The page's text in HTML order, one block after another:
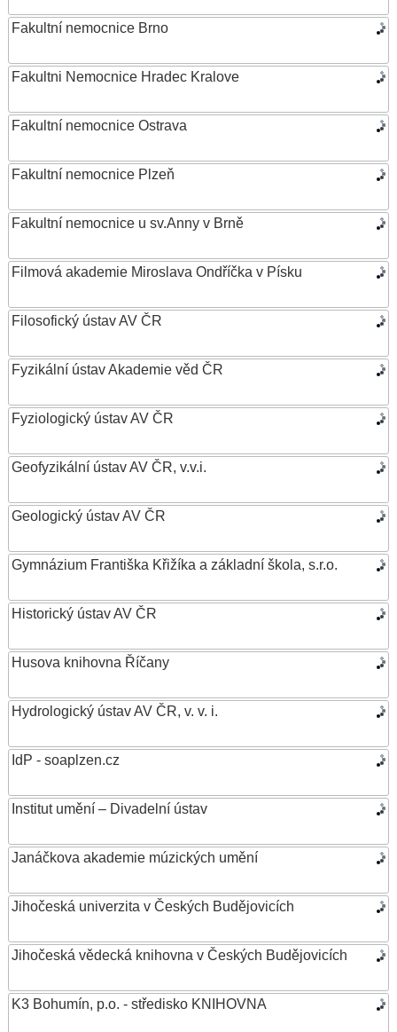
Fakultní nemocnice Brno
Fakultni Nemocnice Hradec Kralove
Fakultní nemocnice Ostrava
Fakultní nemocnice Plzeň
Fakultní nemocnice u sv.Anny v Brně
Filmová akademie Miroslava Ondříčka v Písku
Filosofický ústav AV ČR
Fyzikální ústav Akademie věd ČR
Fyziologický ústav AV ČR
Geofyzikální ústav AV ČR, v.v.i.
Geologický ústav AV ČR
Gymnázium Františka Křižíka a základní škola, s.r.o.
Historický ústav AV ČR
Husova knihovna Říčany
Hydrologický ústav AV ČR, v. v. i.
IdP - soaplzen.cz
Institut umění – Divadelní ústav
Janáčkova akademie múzických umění
Jihočeská univerzita v Českých Budějovicích
Jihočeská vědecká knihovna v Českých Budějovicích
K3 Bohumín, p.o. - středisko KNIHOVNA